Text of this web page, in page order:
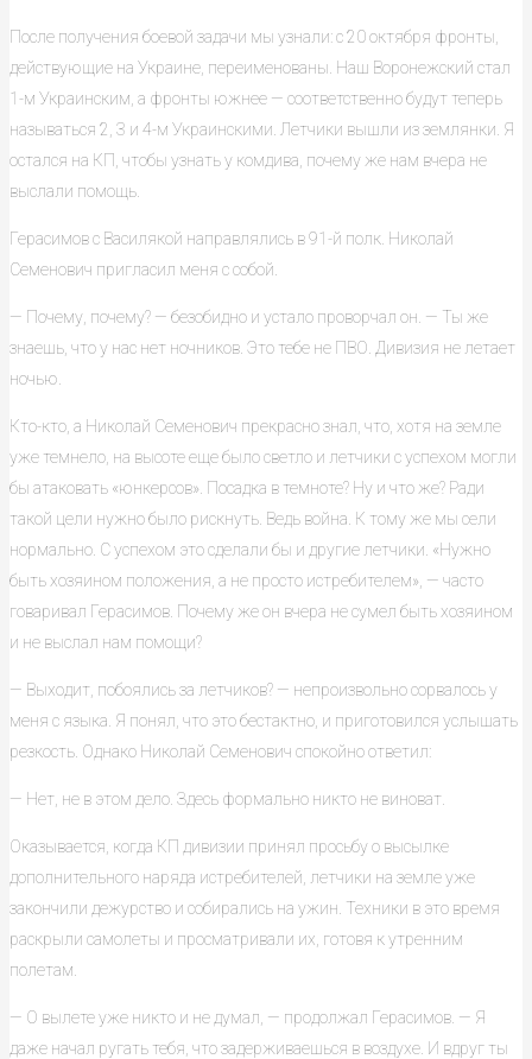
После получения боевой задачи мы узнали: с 20 октября фронты,
действующие на Украине, переименованы. Наш Воронежский стал
1-м Украинским, а фронты южнее — соответственно будут теперь
называться 2, 3 и 4-м Украинскими. Летчики вышли из землянки. Я
остался на КП, чтобы узнать у комдива, почему же нам вчера не
выслали помощь.
Герасимов с Василякой направлялись в 91-й полк. Николай
Семенович пригласил меня с собой.
— Почему, почему? — безобидно и устало проворчал он. — Ты же
знаешь, что у нас нет ночников. Это тебе не ПВО. Дивизия не летает
ночью.
Кто-кто, а Николай Семенович прекрасно знал, что, хотя на земле
уже темнело, на высоте еще было светло и летчики с успехом могли
бы атаковать «юнкерсов». Посадка в темноте? Ну и что же? Ради
такой цели нужно было рискнуть. Ведь война. К тому же мы сели
нормально. С успехом это сделали бы и другие летчики. «Нужно
быть хозяином положения, а не просто истребителем», — часто
говаривал Герасимов. Почему же он вчера не сумел быть хозяином
и не выслал нам помощи?
— Выходит, побоялись за летчиков? — непроизвольно сорвалось у
меня с языка. Я понял, что это бестактно, и приготовился услышать
резкость. Однако Николай Семенович спокойно ответил:
— Нет, не в этом дело. Здесь формально никто не виноват.
Оказывается, когда КП дивизии принял просьбу о высылке
дополнительного наряда истребителей, летчики на земле уже
закончили дежурство и собирались на ужин. Техники в это время
раскрыли самолеты и просматривали их, готовя к утренним
полетам.
— О вылете уже никто и не думал, — продолжал Герасимов. — Я
даже начал ругать тебя, что задерживаешься в воздухе. И вдруг ты